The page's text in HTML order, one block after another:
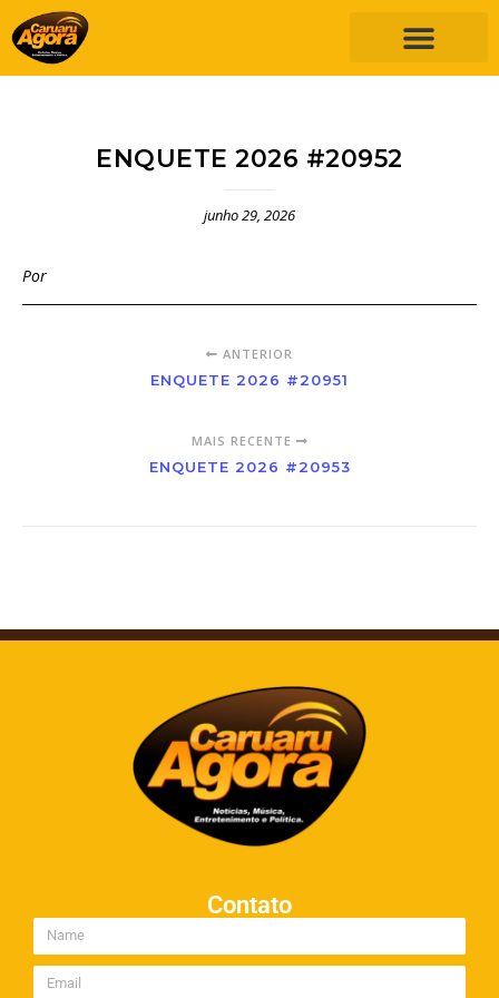
ENQUETE 2026 #20952
junho 29, 2026
Por
ANTERIOR
ENQUETE 2026 #20951
MAIS RECENTE
ENQUETE 2026 #20953
Contato